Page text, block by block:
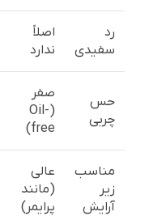
رد
سفیدی
اصلاً
ندارد
حس
چربی
صفر
(Oil-
free)
مناسب
زیر
آرایش
عالی
(مانند
پرایمر)